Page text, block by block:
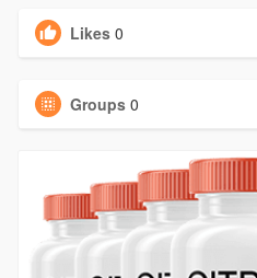
Likes 0
Groups 0